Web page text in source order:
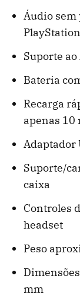
Áudio sem
Suporte ao
Bateria
Recarga
apenas 10
Adaptador
Suporte/
caixa
Controles
headset
Peso
mm